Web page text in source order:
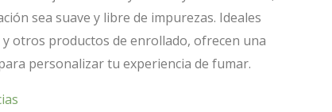
sea suave y libre de impurezas. Ideales
y otros productos de enrollado, ofrecen una
personalizar tu experiencia de fumar.